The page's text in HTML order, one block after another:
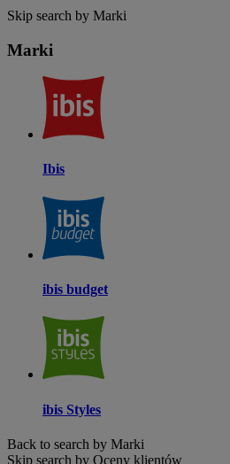
Skip search by Marki
Marki
Ibis
ibis budget
ibis Styles
Back to search by Marki
Skip search by Oceny klientów